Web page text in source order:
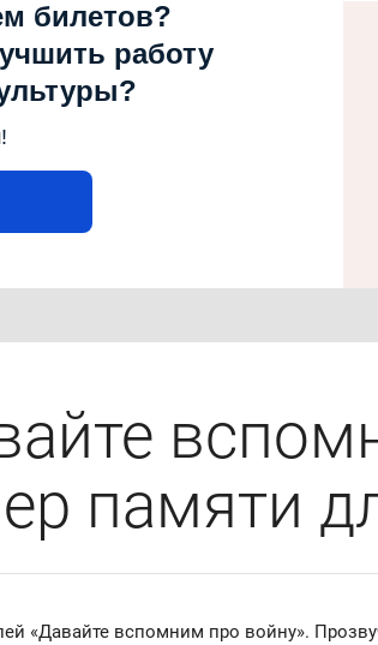
билетов?
работу
памяти
«Давайте вспомним про войну».